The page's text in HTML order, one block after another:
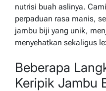
nutrisi buah aslinya.
perpaduan rasa manis,
jambu biji yang unik,
menyehatkan sekaligus
Beberapa
Keripik Jambu